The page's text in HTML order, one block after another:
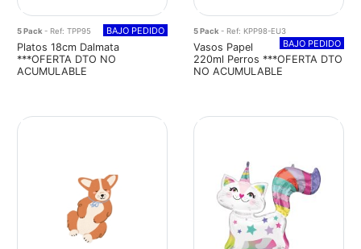
5 Pack- Ref: TPP95 BAJO PEDIDO
Platos 18cm Dalmata
***OFERTA DTO NO
ACUMULABLE
5 Pack- Ref: KPP98-EU3
BAJO PEDIDO
Vasos Papel
220ml Perros ***OFERTA DTO
NO ACUMULABLE